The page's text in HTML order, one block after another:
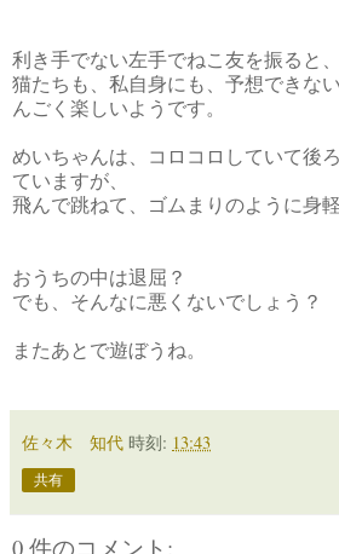
利き手でない左手でねこ友を振ると、
猫たちも、私自身にも、予想できな
んごく楽しいようです。
めいちゃんは、コロコロしていて後
ていますが、
飛んで跳ねて、ゴムまりのように身軽
おうちの中は退屈？
でも、そんなに悪くないでしょう？
またあとで遊ぼうね。
佐々木 知代 時刻: 13:43
共有
0 件のコメント: